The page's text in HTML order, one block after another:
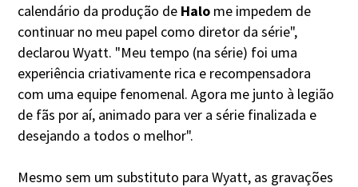
calendário da produção de Halo me impedem de
continuar no meu papel como diretor da série",
declarou Wyatt. "Meu tempo (na série) foi uma
experiência criativamente rica e recompensadora
com uma equipe fenomenal. Agora me junto à legião
de fãs por aí, animado para ver a série finalizada e
desejando a todos o melhor".
Mesmo sem um substituto para Wyatt, as gravações